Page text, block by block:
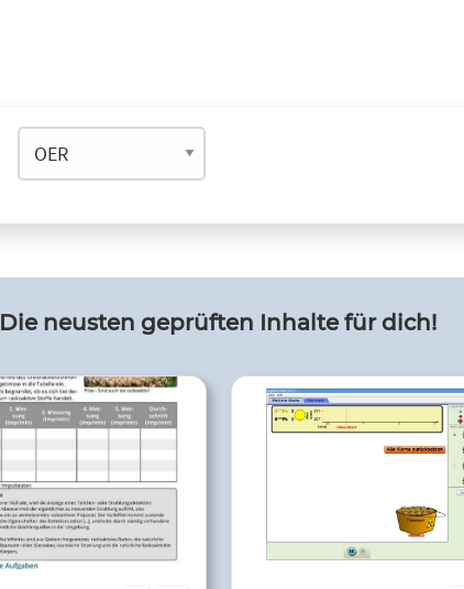
Die neusten geprüften Inhalte für dich!